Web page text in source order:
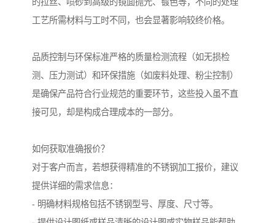
的拉丝、喷砂到高级的镜面抛光、镀色等，不同的处理
工艺所需材料与工时不同，也会显著影响较终价格。
品质控制与环保标准严格的质量检测流程（如无损检
测、压力测试）和环保措施（如废料处理、粉尘控制）
是确保产品符合行业规范的重要环节，这些投入虽不直
接可见，却是构成合理成本的一部分。
如何获取准确报价？
对于客户而言，若想获得精准的不锈钢加工报价，建议
提供详细的需求信息：
- 明确材料规格包括不锈钢型号、厚度、尺寸等。